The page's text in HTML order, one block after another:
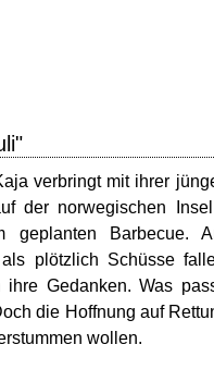
verbringt mit ihrer
der norwegischen
geplanten Barbecue.
als plötzlich Schüsse
ihre Gedanken. Was
die Hoffnung auf
wollen.